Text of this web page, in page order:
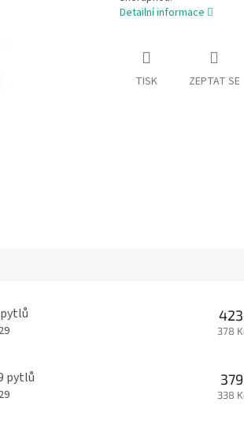
Detailní informace
TISK ZEPTAT SE
378
pytlů
338